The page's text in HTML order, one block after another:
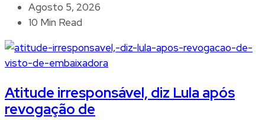
Agosto 5, 2026
10 Min Read
Atitude irresponsável, diz Lula após
revogação de